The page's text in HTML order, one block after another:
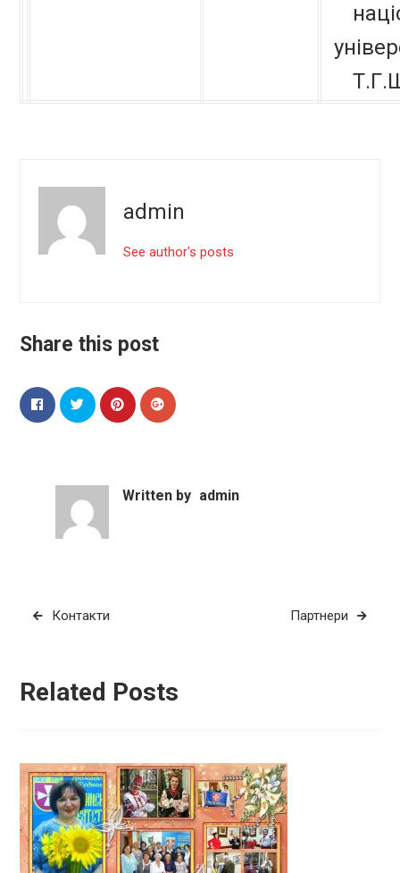
admin
See author's posts
Share this post
Written by admin
Навігація
Контакти Партнери
Related Posts